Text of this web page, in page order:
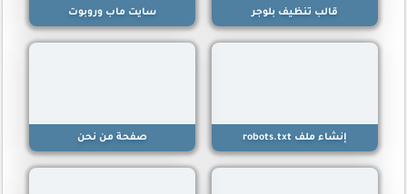
قالب تنظيف بلوجر سايت ماب وروبوت
إنشاء ملف robots.txt صفحة من نحن